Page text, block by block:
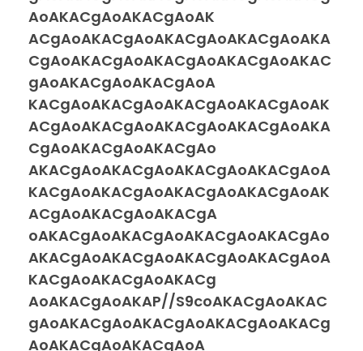
AoAKACgAoAKACgAoAK
ACgAoAKACgAoAKACgAoAKACgAoAKA
CgAoAKACgAoAKACgAoAKACgAoAKAC
gAoAKACgAoAKACgAoA
KACgAoAKACgAoAKACgAoAKACgAoAK
ACgAoAKACgAoAKACgAoAKACgAoAKA
CgAoAKACgAoAKACgAo
AKACgAoAKACgAoAKACgAoAKACgAoA
KACgAoAKACgAoAKACgAoAKACgAoAK
ACgAoAKACgAoAKACgA
oAKACgAoAKACgAoAKACgAoAKACgAo
AKACgAoAKACgAoAKACgAoAKACgAoA
KACgAoAKACgAoAKACg
AoAKACgAoAKAP//S9coAKACgAoAKAC
gAoAKACgAoAKACgAoAKACgAoAKACg
AoAKACgAoAKACgAoA